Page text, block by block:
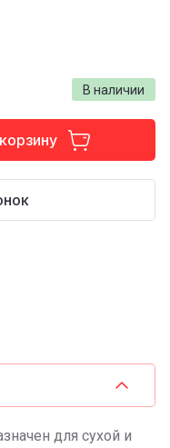
В наличии
для сухой и